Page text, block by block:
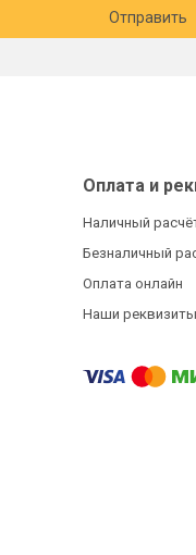
Отправить
Оплата и
Наличный
Безналичный
Оплата онлайн
Наши реквизиты